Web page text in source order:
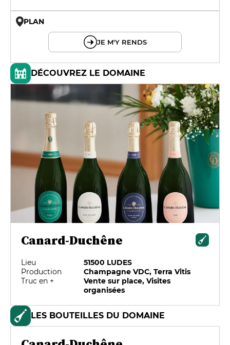
PLAN
JE M'Y RENDS
DÉCOUVREZ LE DOMAINE
Canard-Duchêne
Lieu
51500 LUDES
Production
Champagne VDC, Terra Vitis
Truc en +
Vente sur place, Visites
organisées
LES BOUTEILLES DU DOMAINE